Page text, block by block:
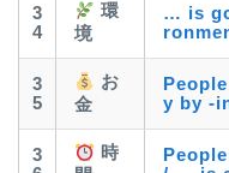
3
4
環
境
… is
3
5
お
金
y by -
3
時